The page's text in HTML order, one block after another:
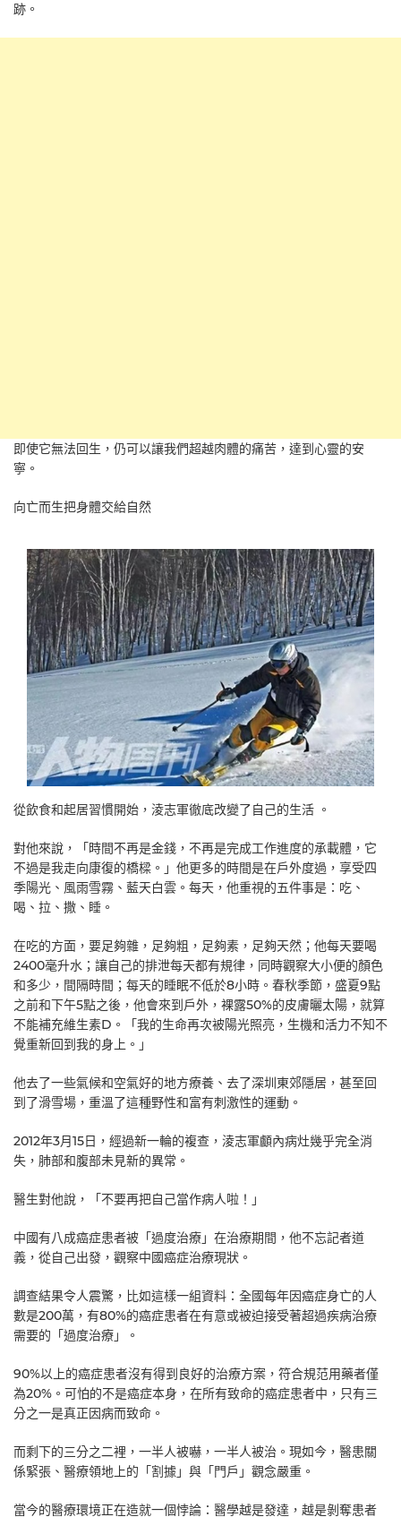
跡。
即使它無法回生，仍可以讓我們超越肉體的痛苦，達到心靈的安
寧。
向亡而生把身體交給自然
從飲食和起居習慣開始，淩志軍徹底改變了自己的生活 。
對他來說，「時間不再是金錢，不再是完成工作進度的承載體，它
不過是我走向康復的橋樑。」他更多的時間是在戶外度過，享受四
季陽光、風雨雪霧、藍天白雲。每天，他重視的五件事是：吃、
喝、拉、撒、睡。
在吃的方面，要足夠雜，足夠粗，足夠素，足夠天然；他每天要喝
2400毫升水；讓自己的排泄每天都有規律，同時觀察大小便的顏色
和多少，間隔時間；每天的睡眠不低於8小時。春秋季節，盛夏9點
之前和下午5點之後，他會來到戶外，裸露50%的皮膚曬太陽，就算
不能補充維生素D。「我的生命再次被陽光照亮，生機和活力不知不
覺重新回到我的身上。」
他去了一些氣候和空氣好的地方療養、去了深圳東郊隱居，甚至回
到了滑雪場，重溫了這種野性和富有刺激性的運動。
2012年3月15日，經過新一輪的複查，淩志軍顱內病灶幾乎完全消
失，肺部和腹部未見新的異常。
醫生對他說，「不要再把自己當作病人啦！」
中國有八成癌症患者被「過度治療」在治療期間，他不忘記者道
義，從自己出發，觀察中國癌症治療現狀。
調查結果令人震驚，比如這樣一組資料：全國每年因癌症身亡的人
數是200萬，有80%的癌症患者在有意或被迫接受著超過疾病治療
需要的「過度治療」。
90%以上的癌症患者沒有得到良好的治療方案，符合規范用藥者僅
為20%。可怕的不是癌症本身，在所有致命的癌症患者中，只有三
分之一是真正因病而致命。
而剩下的三分之二裡，一半人被嚇，一半人被治。現如今，醫患關
係緊張、醫療領地上的「割據」與「門戶」觀念嚴重。
當今的醫療環境正在造就一個悖論：醫學越是發達，越是剝奪患者